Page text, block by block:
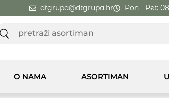
dtgrupa@dtgrupa.hr Pon - Pet:
O NAMA ASORTIMAN